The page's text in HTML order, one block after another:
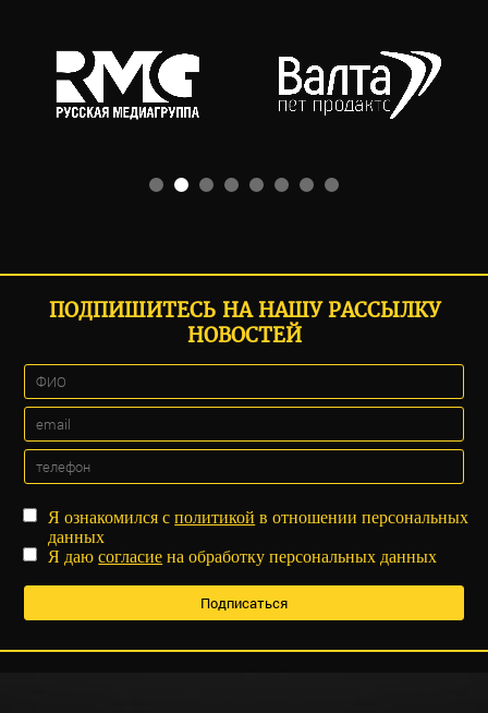
ПОДПИШИТЕСЬ НА НАШУ РАССЫЛКУ
НОВОСТЕЙ
Я ознакомился сполитикой в отношении персональных
данных
Я даюсогласие на обработку персональных данных